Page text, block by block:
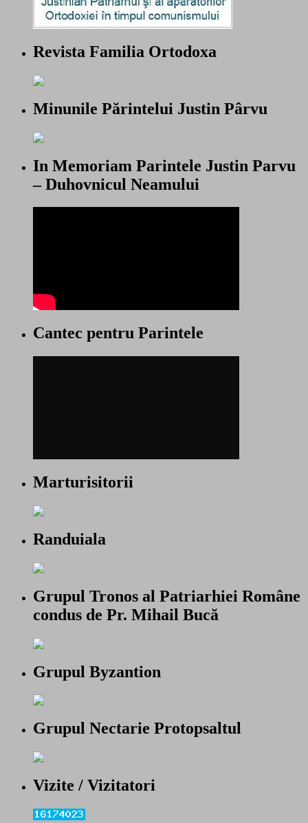
Revista Familia Ortodoxa
Minunile Părintelui Justin Pârvu
In Memoriam Parintele Justin Parvu
– Duhovnicul Neamului
Cantec pentru Parintele
Marturisitorii
Randuiala
Grupul Tronos al Patriarhiei Române
condus de Pr. Mihail Bucă
Grupul Byzantion
Grupul Nectarie Protopsaltul
Vizite / Vizitatori